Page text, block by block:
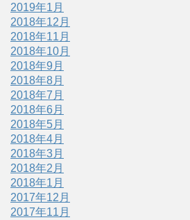
2019年1月
2018年12月
2018年11月
2018年10月
2018年9月
2018年8月
2018年7月
2018年6月
2018年5月
2018年4月
2018年3月
2018年2月
2018年1月
2017年12月
2017年11月